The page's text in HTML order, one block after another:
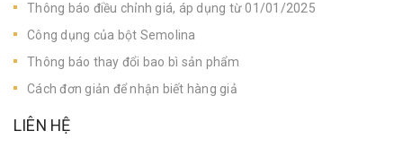
Thông báo điều chỉnh giá, áp dụng từ 01/01/2025
Công dụng của bột Semolina
Thông báo thay đổi bao bì sản phẩm
Cách đơn giản để nhận biết hàng giả
LIÊN HỆ